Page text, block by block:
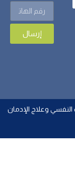
إرسال
وعلاج الإدمان